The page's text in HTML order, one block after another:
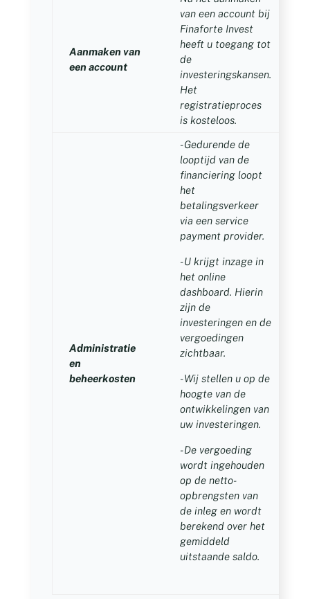
Aanmaken van
een account
van een account bij
Finaforte Invest
heeft u toegang tot
de
investeringskansen.
Het
registratieproces
is kosteloos.
Administratie
en
beheerkosten
- Gedurende de
looptijd van de
financiering loopt
het
betalingsverkeer
via een service
payment provider.
- U krijgt inzage in
het online
dashboard. Hierin
zijn de
investeringen en de
vergoedingen
zichtbaar.
- Wij stellen u op de
hoogte van de
ontwikkelingen van
uw investeringen.
- De vergoeding
wordt ingehouden
op de netto-
opbrengsten van
de inleg en wordt
berekend over het
gemiddeld
uitstaande saldo.